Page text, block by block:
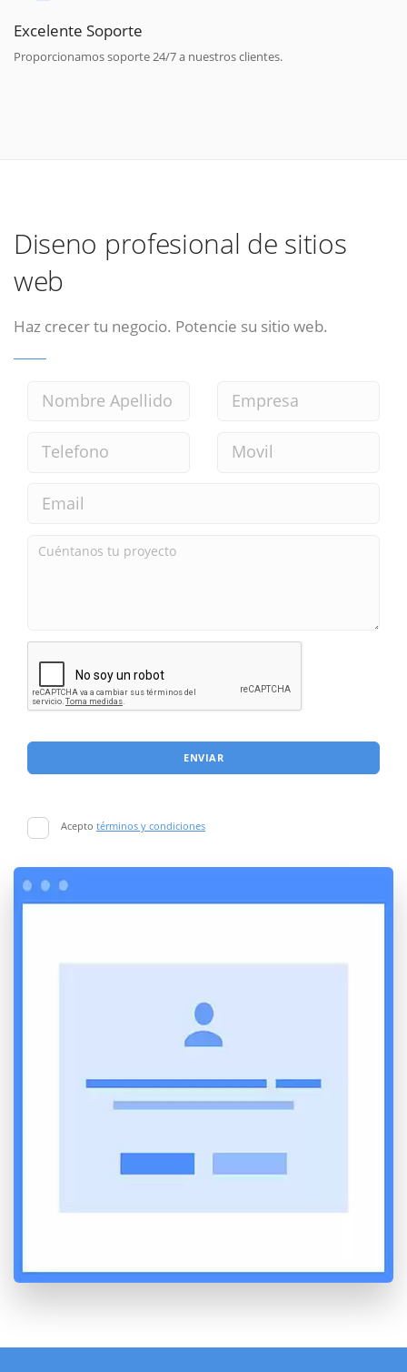
Excelente Soporte
Proporcionamos soporte 24/7 a nuestros clientes.
Diseno profesional de sitios
web
Haz crecer tu negocio. Potencie su sitio web.
ENVIAR
Acepto términos y condiciones